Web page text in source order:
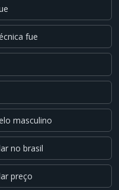
fue
masculino
no brasil
preço